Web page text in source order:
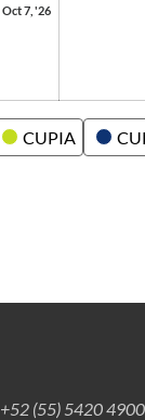
Oct 7, '26
CUPIA
+52 (55) 5420 4900